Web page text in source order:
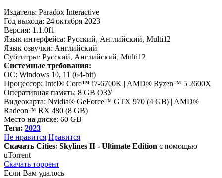
Издатель: Paradox Interactive
Год выхода: 24 октября 2023
Версия: 1.1.0f1
Язык интерфейса: Русский, Английский, Multi12
Язык озвучки: Английский
Субтитры: Русский, Английский, Multi12
Системные требования:
ОС: Windows 10, 11 (64-bit)
Процессор: Intel® Core™ i7-6700K | AMD® Ryzen™ 5 2600X
Оперативная память: 8 GB ОЗУ
Видеокарта: Nvidia® GeForce™ GTX 970 (4 GB) | AMD®
Radeon™ RX 480 (8 GB)
Место на диске: 60 GB
Теги: 2023
Не нравится Нравится
Скачать Cities: Skylines II - Ultimate Edition с помощью
uTorrent
Скачать торрент
Если Вам удалось